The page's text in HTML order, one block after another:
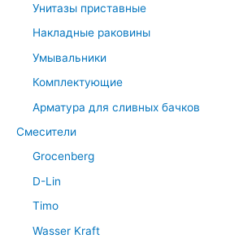
Унитазы приставные
Накладные раковины
Умывальники
Комплектующие
Арматура для сливных бачков
Смесители
Grocenberg
D-Lin
Timo
Wasser Kraft